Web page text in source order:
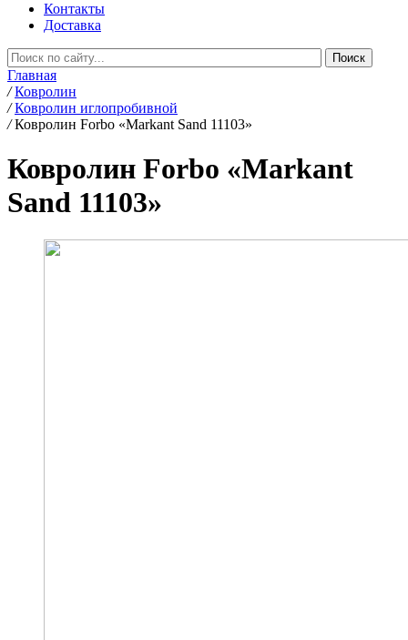
Контакты
Доставка
Главная
/ Ковролин
/ Ковролин иглопробивной
/ Ковролин Forbo «Markant Sand 11103»
Ковролин Forbo «Markant
Sand 11103»